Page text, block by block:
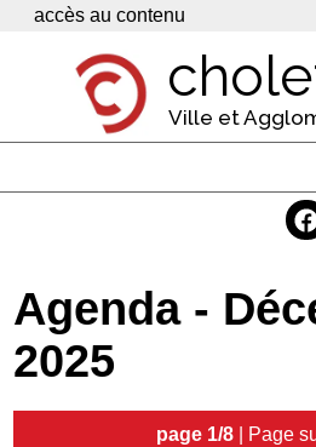
Panneau de gestion des cookies
accès au contenu
Ville et
Economie
Services
Contacts
Agenda -
2025
page 1/8| Page